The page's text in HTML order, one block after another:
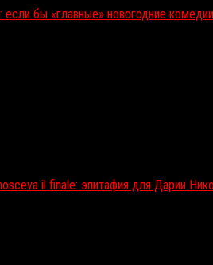
если бы «главные» новогодние
il finale: эпитафия для Дарии